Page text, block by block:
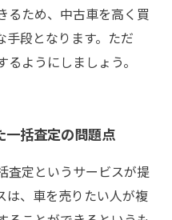
るため、中古車を高く買
手段となります。ただ
ようにしましょう。
一括査定の問題点
査定というサービスが提
は、車を売りたい人が複